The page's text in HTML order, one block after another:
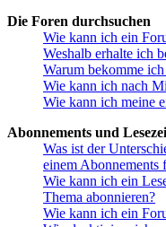
Die Foren durchsuchen
Wie kann ich ein
Weshalb erhalte ich
Warum bekomme
Wie kann ich nach
Wie kann ich meine
Abonnements und
Was ist der
einem Abonnements
Wie kann ich ein
Thema abonnieren?
Wie kann ich ein